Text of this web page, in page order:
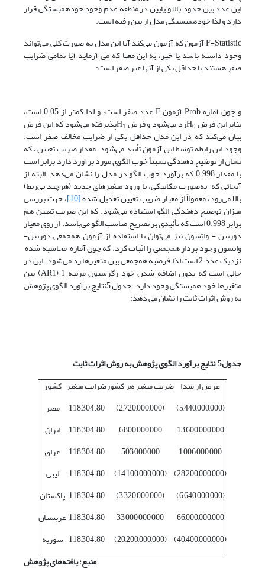
این عدد بین حدود بالا و پایین در منطقه عدم وجود خودهمبستگی قرار
دارد و لذا خودهمبستگی مدل از بین رفته است.
F-Statistic آزمون که آزمون می‌کند آیا این مدل به صورت کلی می‌تواند
وجود داشته باشد یا خیر، به این معنا که می آزماید آیا تمامی ضرایب
صفر هستند یا حداقل یکی از آنها غیر صفر است:
و چون آماره Prob آزمون F عدد صفر است، و لذا کمتر از 0.05 است،
بنابراین فرض H 0 رد می‌شود و فرض H 1 پذیرفته می‌شود که این فرض
بیان می‌کند که در این مدل حداقل یکی از ضرایب مخالف صفر است.
وجود این رابطه توسط این آزمون تأیید می‌شود. مقدار ضریب تعیین ، که
نشان از توضیح دهندگی نسبتاً خوب الگوی مورد برآورد دارد برابر است
با مقدار 0.998 که برآورد خوب الگو در مدل را نشان می‌دهد. البته از
آنجائی که به‌صورت مکانیکی، با ورود متغیرهای جدید (هرچند بی‌ربط)
بالا می‌رود، معمولاً از معیار ضریب تعیین تعدیل شده[10] ، جهت بررسی
میزان توضیح دهندگی الگو استفاده می‌شود. که این ضریب تعیین هم
برابر 0.998 است که تأئیدی بر تصریح مناسب الگو می‌باشد. از روی معیار
دوربین - واتسون نیز می‌توان با استفاده از آزمون همجمعی دوربین-
واتسون وجود بردار همجمعی را اثبات کرد. که چون آماره محاسبه شده
نزدیک عدد 2 است لذا فرضیه همجمعی بین متغیرها رد می‌شود. این در
حالی است که بدون اضافه شدن خود رگرسیون مرتبه 1 (AR1) بین
متغیرها خود همبستگی وجود دارد. جدول 5نتایج برآورد الگوی پژوهش
به روش اثرات ثابت را نشان می دهد:
جدول5 نتایج برآورد الگوی پژوهش به روش اثرات ثابت
عرض از مبدا ضریب متغیر هر کشورضرایب متغیر کشور
(5,440,000,000)
(2,720,000,000)
118,304.80
مصر
13,600,000,000
6,800,000,000
118,304.80 ایران
1,006,000,000
503,000,000
118,304.80 عراق
(28,200,000,000)
(14,100,000,000)
118,304.80
لیبی
(6,640,000,000)
(3,320,000,000)
118,304.80 پاکستان
66,000,000,000
33,000,000,000
118,304.80عربستان
(40,400,000,000)
(20,200,000,000)
118,304.80 سوریه
منبع: یافته‌های پژوهش